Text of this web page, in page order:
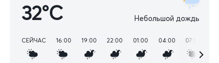
32°C Небольшой дождь
СЕЙЧАС 16:00 19:00 22:00 01:00 04:00 07:00